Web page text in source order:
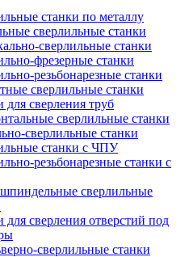
станки по металлу
сверлильные станки
сверлильные станки
фрезерные станки
резьбонарезные станки
сверлильные станки
для сверления труб
сверлильные станки
сверлильные станки
станки с ЧПУ
резьбонарезные станки с
сверлильные
для сверления отверстий под
сверлильные станки